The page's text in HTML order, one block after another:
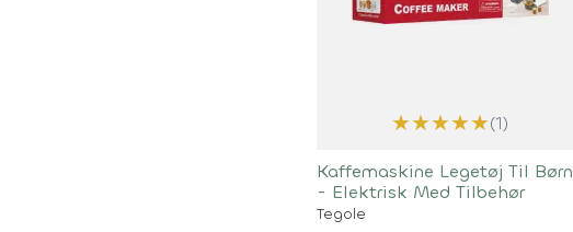
★★★★★(1)
Kaffemaskine Legetøj Til Børn
- Elektrisk Med Tilbehør
Tegole